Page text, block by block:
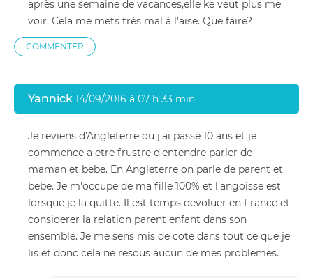
après une semaine de vacances,elle ke veut plus me
voir. Cela me mets très mal à l'aise. Que faire?
COMMENTER
Yannick 14/09/2016 à 07 h 33 min
Je reviens d'Angleterre ou j'ai passé 10 ans et je
commence a etre frustre d'entendre parler de
maman et bebe. En Angleterre on parle de parent et
bebe. Je m'occupe de ma fille 100% et l'angoisse est
lorsque je la quitte. Il est temps devoluer en France et
considerer la relation parent enfant dans son
ensemble. Je me sens mis de cote dans tout ce que je
lis et donc cela ne resous aucun de mes problemes.